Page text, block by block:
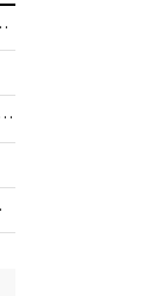
납세자 부담 우려
막걸리를 하이볼처럼?…'주(酒)벤저스'의 전통주 즐기는 법
이유